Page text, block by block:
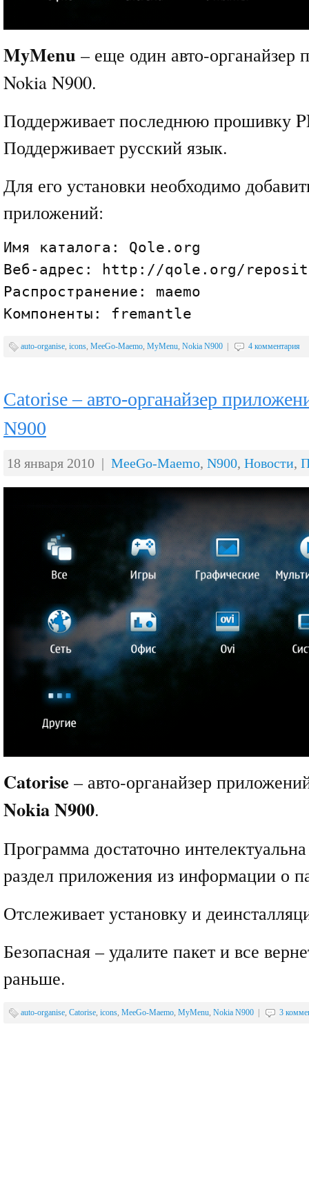
MyMenu – еще один авто-органайзер
Nokia N900.
Поддерживает последнюю прошивку
Поддерживает русский язык.
Для его установки необходимо
приложений:
Имя каталога: Qole.org
Веб-адрес: http://qole.org/
Распространение: maemo
Компоненты: fremantle
auto-organise, icons, MeeGo-Maemo, MyMenu, Nokia N900 4 комментария
Catorise – авто-органайзер
N900
18 января 2010 | MeeGo-Maemo, N900, Новости,
Catorise – авто-органайзер
Nokia N900.
Программа достаточно
раздел приложения из информации о
Отслеживает установку и
Безопасная – удалите пакет и все
раньше.
auto-organise, Catorise, icons, MeeGo-Maemo, MyMenu, Nokia N900 3